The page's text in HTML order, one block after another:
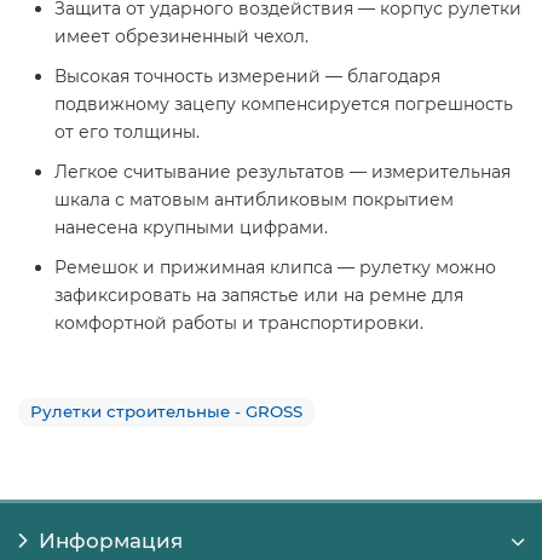
Защита от ударного воздействия — корпус рулетки
имеет обрезиненный чехол.
Высокая точность измерений — благодаря
подвижному зацепу компенсируется погрешность
от его толщины.
Легкое считывание результатов — измерительная
шкала с матовым антибликовым покрытием
нанесена крупными цифрами.
Ремешок и прижимная клипса — рулетку можно
зафиксировать на запястье или на ремне для
комфортной работы и транспортировки.
Рулетки строительные - GROSS
Информация